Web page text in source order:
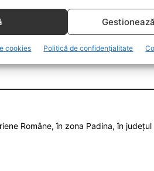
cookies Politică de confidențialitate
Române, în zona Padina, în județul